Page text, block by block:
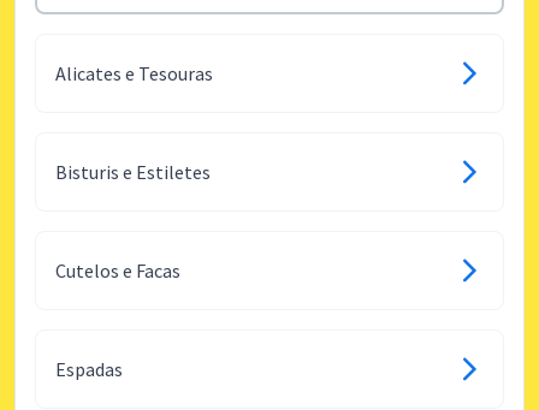
Alicates e Tesouras
Bisturis e Estiletes
Cutelos e Facas
Espadas